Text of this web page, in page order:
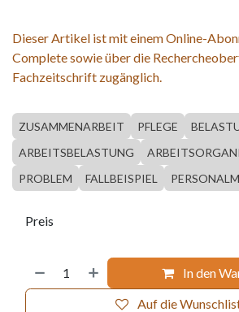
Dieser Artikel ist mit einem Online-
Complete sowie über die
Fachzeitschrift zugänglich.
ZUSAMMENARBEIT PFLEGE
ARBEITSBELASTUNG
PROBLEM
FALLBEISPIEL
In den
Auf die
Preis